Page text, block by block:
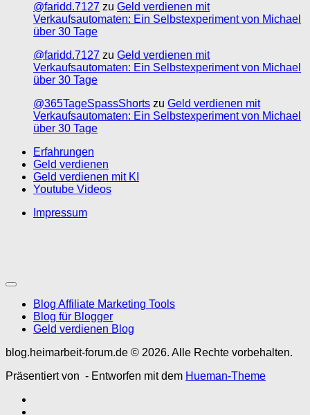
@faridd.7127 zu Geld verdienen mit
Verkaufsautomaten: Ein Selbstexperiment von Michael
über 30 Tage
@faridd.7127 zu Geld verdienen mit
Verkaufsautomaten: Ein Selbstexperiment von Michael
über 30 Tage
@365TageSpassShorts zu Geld verdienen mit
Verkaufsautomaten: Ein Selbstexperiment von Michael
über 30 Tage
Erfahrungen
Geld verdienen
Geld verdienen mit KI
Youtube Videos
Impressum
Blog Affiliate Marketing Tools
Blog für Blogger
Geld verdienen Blog
blog.heimarbeit-forum.de © 2026. Alle Rechte vorbehalten.
Präsentiert von - Entworfen mit dem Hueman-Theme